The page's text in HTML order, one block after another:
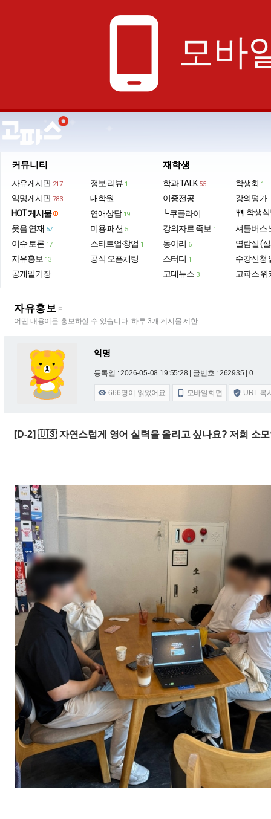
phone_android 모바
커뮤니티
자유게시판 217
익명게시판 783
HOT 게시물
웃음·연재 57
이슈·토론 17
자유홍보 13
공개일기장
정보·리뷰 1
대학원
연애상담 19
미용·패션 5
스타트업·창업 1
공식 오픈채팅
재학생
학과 TALK 55
이중전공
└ 쿠플라이
강의자료·족보 1
동아리 6
스터디 1
고대뉴스 3
학생회 1
강의평가
restaurant 학생
셔틀버스
열람실 (
수강신청
고파스 위
자유홍보 F
어떤 내용이든 홍보하실 수 있습니다. 하루 3개 게시물 제한.
익명
등록일 : 2026-05-08 19:55:28 | 글번호 : 262935 | 0
 666명이 읽었어요  모바일화면  URL 복
[D-2] 🇺🇸 자연스럽게 영어 실력을 올리고 싶나요? 저희 소